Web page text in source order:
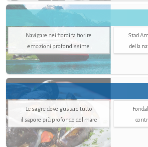
Navigare nei fiordi fa fiorire
emozioni profondissime
Stad
della
Le sagre dove gustare tutto
il sapore più profondo del mare